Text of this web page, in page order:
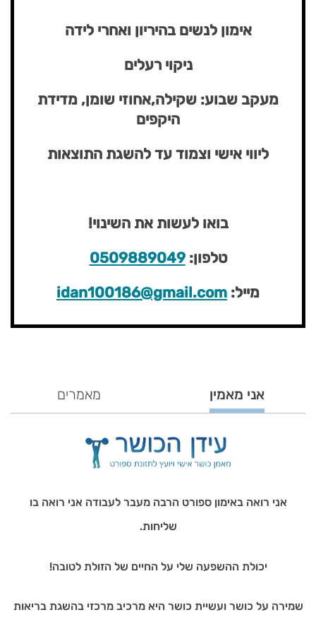
אימון לנשים בהיריון ואחרי לידה
ניקוי רעלים
מעקב שבוע: שקילה,אחוזי שומן, מדידת
היקפים
ליווי אישי וצמוד עד להשגת התוצאות
בואו לעשות את השינוי!
טלפון:0509889049
מייל: idan100186@gmail.com
אני מאמין מאמרים
אני רואה באימון ספורט הרבה מעבר לעבודה אני רואה בו
שליחות.
יכולת ההשפעה שלי על החיים של הזולת לטובה!
שמירה על כושר ועשיית כושר היא מרכיב מרכזי בהשגת בריאות